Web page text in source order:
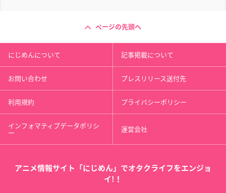
ページの先頭へ
にじめんについて 記事掲載について
お問い合わせ プレスリリース送付先
利用規約 プライバシーポリシー
インフォマティブデータポリシ
ー 運営会社
アニメ情報サイト「にじめん」でオタクライフをエンジョ
イ!！